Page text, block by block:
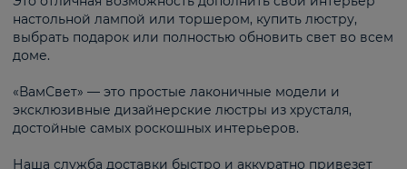
настольной лампой или торшером, купить люстру,
выбрать подарок или полностью обновить свет во всем
доме.
«ВамСвет» — это простые лаконичные модели и
эксклюзивные дизайнерские люстры из хрусталя,
достойные самых роскошных интерьеров.
Наша служба доставки быстро и аккуратно привезет